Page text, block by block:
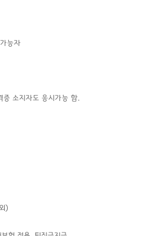
능자
소지자도 응시가능 함.
)